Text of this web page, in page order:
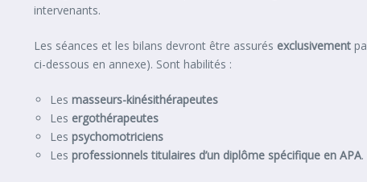
intervenants.
Les séances et les bilans devront être assurés exclusivement
ci-dessous en annexe). Sont habilités :
Les masseurs-kinésithérapeutes
Les ergothérapeutes
Les psychomotriciens
Les professionnels titulaires d’un diplôme spécifique en APA.